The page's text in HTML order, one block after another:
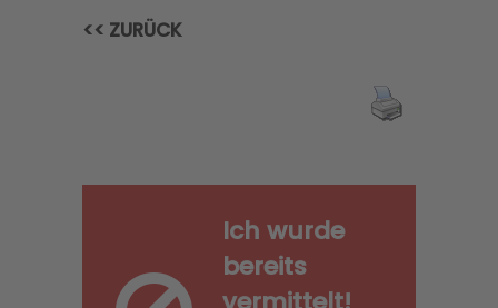
<< ZURÜCK
Ich wurde
bereits